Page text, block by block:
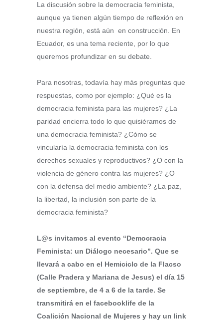
La discusión sobre la democracia feminista,
aunque ya tienen algún tiempo de reflexión en
nuestra región, está aún en construcción. En
Ecuador, es una tema reciente, por lo que
queremos profundizar en su debate.
Para nosotras, todavía hay más preguntas que
respuestas, como por ejemplo: ¿Qué es la
democracia feminista para las mujeres? ¿La
paridad encierra todo lo que quisiéramos de
una democracia feminista? ¿Cómo se
vincularía la democracia feminista con los
derechos sexuales y reproductivos? ¿O con la
violencia de género contra las mujeres? ¿O
con la defensa del medio ambiente? ¿La paz,
la libertad, la inclusión son parte de la
democracia feminista?
L@s invitamos al evento “Democracia
Feminista: un Diálogo necesario”. Que se
llevará a cabo en el Hemiciclo de la Flacso
(Calle Pradera y Mariana de Jesus) el día 15
de septiembre, de 4 a 6 de la tarde. Se
transmitirá en el facebooklife de la
Coalición Nacional de Mujeres y hay un link